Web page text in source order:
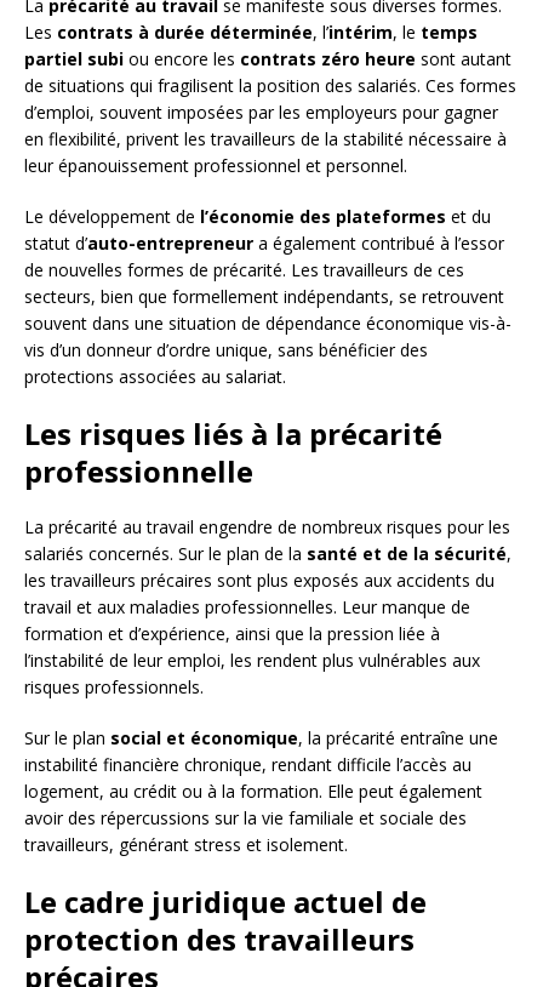
La précarité au travail se manifeste sous diverses formes.
Les contrats à durée déterminée, l’intérim, le temps
partiel subi ou encore les contrats zéro heure sont autant
de situations qui fragilisent la position des salariés. Ces formes
d’emploi, souvent imposées par les employeurs pour gagner
en flexibilité, privent les travailleurs de la stabilité nécessaire à
leur épanouissement professionnel et personnel.
Le développement de l’économie des plateformes et du
statut d’auto-entrepreneur a également contribué à l’essor
de nouvelles formes de précarité. Les travailleurs de ces
secteurs, bien que formellement indépendants, se retrouvent
souvent dans une situation de dépendance économique vis-à-
vis d’un donneur d’ordre unique, sans bénéficier des
protections associées au salariat.
Les risques liés à la précarité
professionnelle
La précarité au travail engendre de nombreux risques pour les
salariés concernés. Sur le plan de la santé et de la sécurité,
les travailleurs précaires sont plus exposés aux accidents du
travail et aux maladies professionnelles. Leur manque de
formation et d’expérience, ainsi que la pression liée à
l’instabilité de leur emploi, les rendent plus vulnérables aux
risques professionnels.
Sur le plan social et économique, la précarité entraîne une
instabilité financière chronique, rendant difficile l’accès au
logement, au crédit ou à la formation. Elle peut également
avoir des répercussions sur la vie familiale et sociale des
travailleurs, générant stress et isolement.
Le cadre juridique actuel de
protection des travailleurs
précaires